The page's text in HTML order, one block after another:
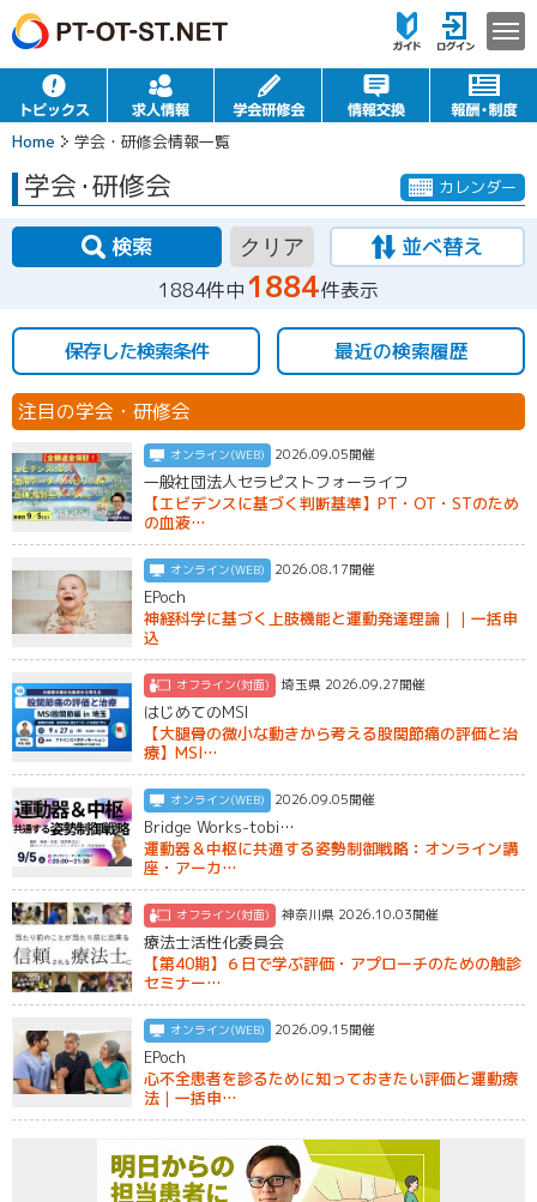
Home 学会・研修会情報一覧
学会・研修会 カレンダー
検索 クリア 並べ替え
1884件中1884件表示
保存した検索条件 最近の検索履歴
注目の学会・研修会
オンライン(WEB) 2026.09.05開催
一般社団法人セラピストフォーライフ
【エビデンスに基づく判断基準】PT・OT・STのため
の血液…
オンライン(WEB) 2026.08.17開催
EPoch
神経科学に基づく上肢機能と運動発達理論｜｜一括申
込
オフライン(対面) 埼玉県 2026.09.27開催
はじめてのMSI
【大腿骨の微小な動きから考える股関節痛の評価と治
療】MSI…
オンライン(WEB) 2026.09.05開催
Bridge Works-tobi…
運動器＆中枢に共通する姿勢制御戦略：オンライン講
座・アーカ…
オフライン(対面) 神奈川県 2026.10.03開催
療法士活性化委員会
【第40期】６日で学ぶ評価・アプローチのための触診
セミナー…
オンライン(WEB) 2026.09.15開催
EPoch
心不全患者を診るために知っておきたい評価と運動療
法｜一括申…